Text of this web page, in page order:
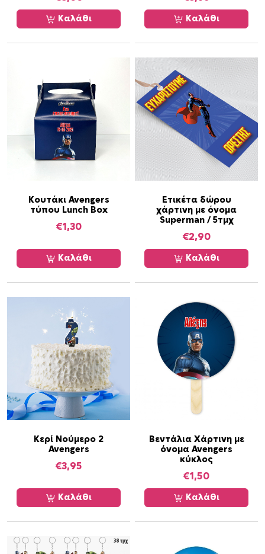
Καλάθι Καλάθι
Κουτάκι Avengers
τύπου Lunch Box
€1,30
Καλάθι
Ετικέτα δώρου
χάρτινη με όνομα
Superman / 5τμχ
€2,90
Καλάθι
Κερί Νούμερο 2
Avengers
€3,95
Καλάθι
Βεντάλια Χάρτινη με
όνομα Avengers
κύκλος
€1,50
Καλάθι